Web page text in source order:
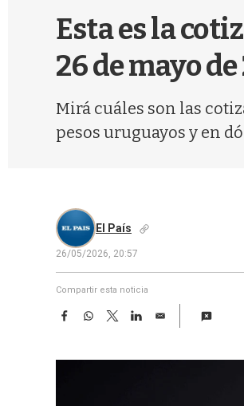
Esta es la
26 de mayo
Mirá cuáles son las
pesos uruguayos y en
El País
26/05/2026, 20:57
Compartir esta noticia
F
e
W
t
T
w
t
L
k
E
i